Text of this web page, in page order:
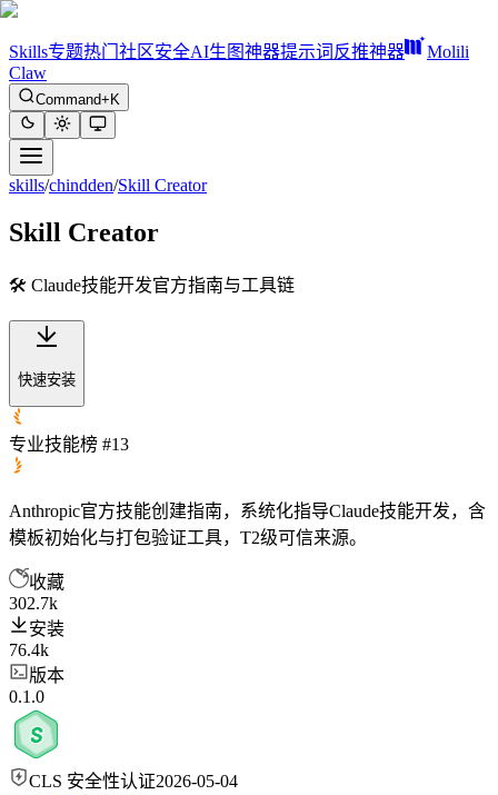
Skills专题热门 社区安全AI生图神器提示词反推神器
Molili
Claw
Command+K
skills/chindden/Skill Creator
Skill Creator
🛠️ Claude技能开发官方指南与工具链
快速安装
专业技能榜 #13
Anthropic官方技能创建指南，系统化指导Claude技能开发，含
模板初始化与打包验证工具，T2级可信来源。
收藏
302.7k
安装
76.4k
版本
0.1.0
CLS 安全性认证2026-05-04